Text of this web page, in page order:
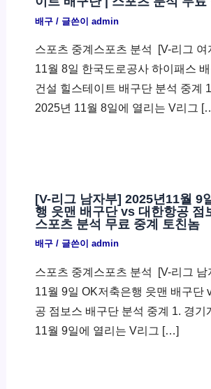
배구/ 글쓴이 admin
스포츠 중계스포츠 분석 ​ [V-리그 여
11월 8일 한국도로공사 하이패스
건설 힐스테이트 배구단 분석 중계
2025년 11월 8일에 열리는 V리그
[V-리그 남자부] 2025년11월 9
행 읏맨 배구단 vs 대한항공 점
스포츠 분석 무료 중계 토친놈
배구/ 글쓴이 admin
스포츠 중계스포츠 분석 ​ [V-리그 남
11월 9일 OK저축은행 읏맨 배구단
공 점보스 배구단 분석 중계 1. 경기
11월 9일에 열리는 V리그 […]